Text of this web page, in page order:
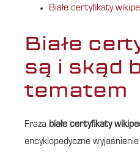
Białe certyfikaty
Białe
są i skąd
tematem
Fraza białe certyfikaty
encyklopedyczne